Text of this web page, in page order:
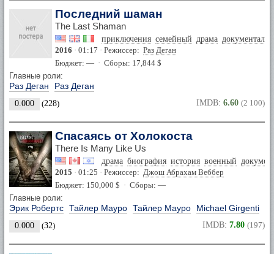
Последний шаман
The Last Shaman
приключения семейный драма
2016 · 01:17 · Режиссер: Раз Деган
Бюджет: — · Сборы: 17,844 $
Главные роли:
Раз Деган Раз Деган
0.000 (228) IMDB: 6.60 (2 100)
Спасаясь от Холокоста
There Is Many Like Us
драма биография история военный
2015 · 01:25 · Режиссер: Джош Абрахам Веббер
Бюджет: 150,000 $ · Сборы: —
Главные роли:
Эрик Робертс Тайлер Мауро Тайлер Мауро Michael Girgenti
0.000 (32) IMDB: 7.80 (197)